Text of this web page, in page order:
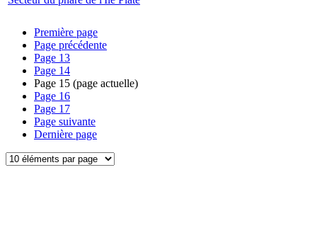
Première page
Page précédente
Page 13
Page 14
Page 15 (page actuelle)
Page 16
Page 17
Page suivante
Dernière page